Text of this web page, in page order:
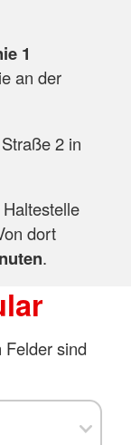
1
an der
2 in
dort
.
sind